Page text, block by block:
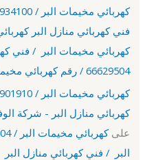
كهربائي مخيمات البر / فني
66629504 / رقم كهربائي مخيمات البر / فني كهربائي منازل البر
كهربائي منازل البر - شركة
على
البر / فني كهربائي منازل البر